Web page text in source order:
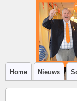
Home Nieuws